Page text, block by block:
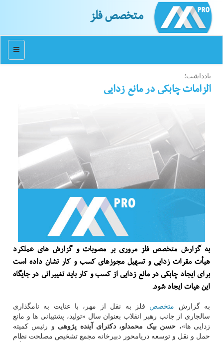
متخصص فلز
منو
یادداشت؛
الزامات چابكی در مانع زدایی
به گزارش متخصص فلز مروری بر مصوبات و گزارش های عملکرد
هیأت مقرات زدایی و تسهیل مجوزهای کسب و کار نشان داده است
برای ایجاد چابکی در مانع زدایی از کسب و کار باید تغییراتی در جایگاه
این هیات ایجاد شود.
به گزارش متخصص فلز به نقل از مهر، با عنایت به نامگذاری
سالجاری از جانب رهبر انقلاب بعنوان سال «تولید، پشتیبانی ها و مانع
زدایی ها»، حسن بیک محمدلو، دکترای آینده پژوهی و رئیس کمیته
حمل و نقل و توسعه دریامحور دبیرخانه مجمع تشخیص مصلحت نظام